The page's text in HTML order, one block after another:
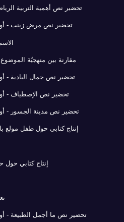
تحضير نص أهمية التربية
تحضير نص مرض زينب -
مقارنة بين منهجيّة
تحضير نص جمال البادية -
تحضير نص الإصطياف -
تحضير نص مدينة الجسور -
إنتاج كتابي حول طفل مولع
إنتاج كتابي
تحضير نص ما أجمل الطبيعة -